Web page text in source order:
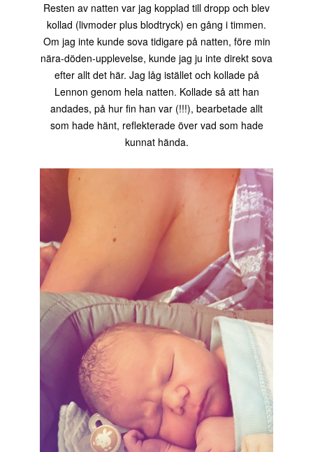
Resten av natten var jag kopplad till dropp och blev
kollad (livmoder plus blodtryck) en gång i timmen.
Om jag inte kunde sova tidigare på natten, före min
nära-döden-upplevelse, kunde jag ju inte direkt sova
efter allt det här. Jag låg istället och kollade på
Lennon genom hela natten. Kollade så att han
andades, på hur fin han var (!!!), bearbetade allt
som hade hänt, reflekterade över vad som hade
kunnat hända.